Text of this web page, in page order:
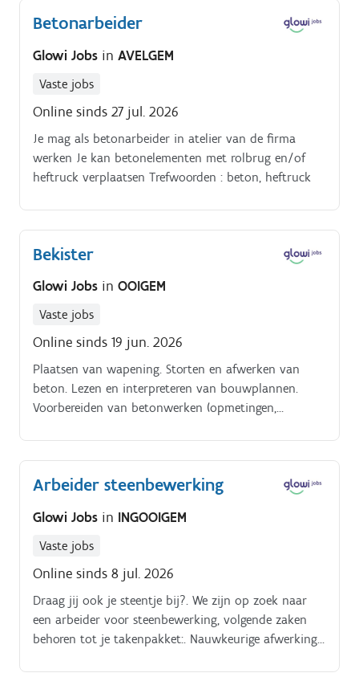
Betonarbeider
Glowi Jobs in AVELGEM
Vaste jobs
Online sinds 27 jul. 2026
Je mag als betonarbeider in atelier van de firma
werken Je kan betonelementen met rolbrug en/of
heftruck verplaatsen Trefwoorden : beton, heftruck
Bekister
Glowi Jobs in OOIGEM
Vaste jobs
Online sinds 19 jun. 2026
Plaatsen van wapening. Storten en afwerken van
beton. Lezen en interpreteren van bouwplannen.
Voorbereiden van betonwerken (opmetingen,
Arbeider steenbewerking
Glowi Jobs in INGOOIGEM
Vaste jobs
Online sinds 8 jul. 2026
Draag jij ook je steentje bij?. We zijn op zoek naar
een arbeider voor steenbewerking, volgende zaken
behoren tot je takenpakket:. Nauwkeurige afwerking